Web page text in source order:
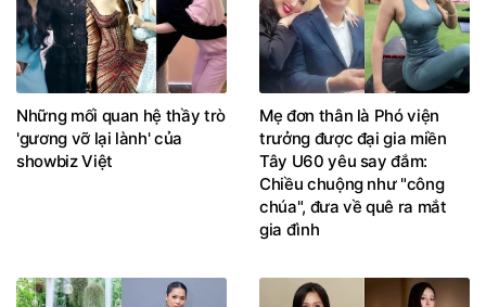
Những mối quan hệ thầy trò
'gương vỡ lại lành' của
showbiz Việt
Mẹ đơn thân là Phó viện
trưởng được đại gia miền
Tây U60 yêu say đắm:
Chiều chuộng như "công
chúa", đưa về quê ra mắt
gia đình